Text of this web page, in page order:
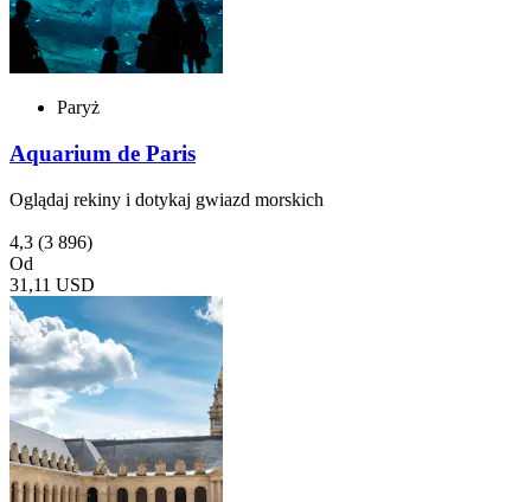
Paryż
Aquarium de Paris
Oglądaj rekiny i dotykaj gwiazd morskich
4,3 (3 896)
Od
31,11 USD